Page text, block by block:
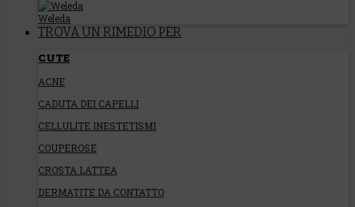
Weleda
TROVA UN RIMEDIO PER
CUTE
ACNE
CADUTA DEI CAPELLI
CELLULITE INESTETISMI
COUPEROSE
CROSTA LATTEA
DERMATITE DA CONTATTO